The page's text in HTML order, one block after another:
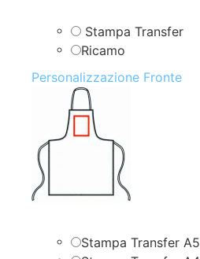
Stampa Transfer
Ricamo
Personalizzazione Fronte
Stampa Transfer A5